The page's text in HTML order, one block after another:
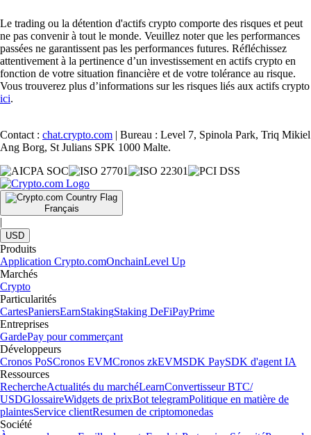
Le trading ou la détention d'actifs crypto comporte des risques et peut
ne pas convenir à tout le monde. Veuillez noter que les performances
passées ne garantissent pas les performances futures. Réfléchissez
attentivement à la pertinence d’un investissement en actifs crypto en
fonction de votre situation financière et de votre tolérance au risque.
Vous trouverez plus d’informations sur les risques liés aux actifs crypto
ici.
Contact : chat.crypto.com | Bureau : Level 7, Spinola Park, Triq Mikiel
Ang Borg, St Julians SPK 1000 Malte.
Français
|
USD
Produits
Application Crypto.comOnchainLevel Up
Marchés
Crypto
Particularités
CartesPaniersEarnStakingStaking DeFiPayPrime
Entreprises
GardePay pour commerçant
Développeurs
Cronos PoSCronos EVMCronos zkEVMSDK PaySDK d'agent IA
Ressources
RechercheActualités du marchéLearnConvertisseur BTC/
USDGlossaireWidgets de prixBot telegramPolitique en matière de
plaintesService clientResumen de criptomonedas
Société